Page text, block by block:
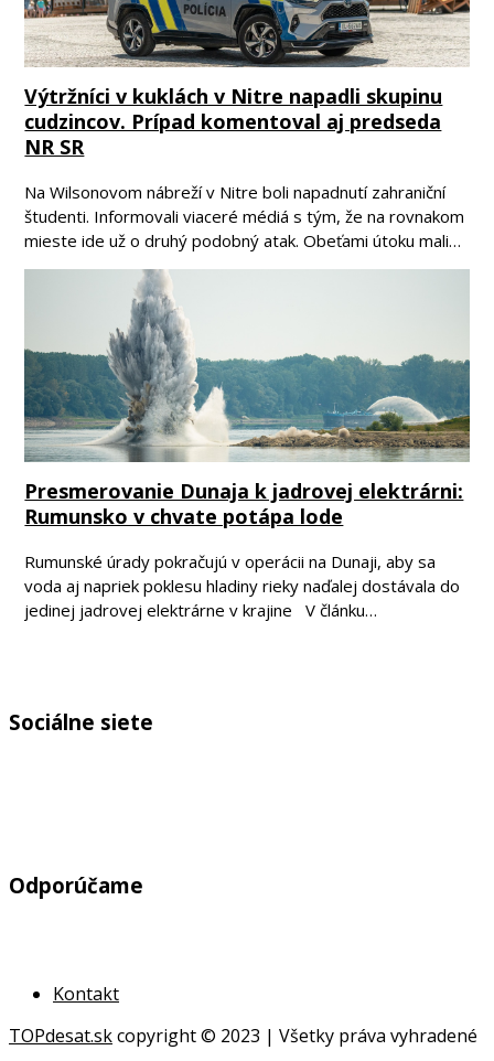
Výtržníci v kuklách v Nitre napadli skupinu
cudzincov. Prípad komentoval aj predseda
NR SR
Na Wilsonovom nábreží v Nitre boli napadnutí zahraniční
študenti. Informovali viaceré médiá s tým, že na rovnakom
mieste ide už o druhý podobný atak. Obeťami útoku mali…
Presmerovanie Dunaja k jadrovej elektrárni:
Rumunsko v chvate potápa lode
Rumunské úrady pokračujú v operácii na Dunaji, aby sa
voda aj napriek poklesu hladiny rieky naďalej dostávala do
jedinej jadrovej elektrárne v krajine V článku…
Sociálne siete
Odporúčame
Kontakt
TOPdesat.skcopyright © 2023 | Všetky práva vyhradené